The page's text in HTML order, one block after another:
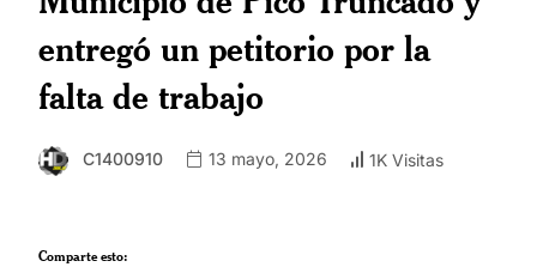
entregó un petitorio por la
falta de trabajo
C1400910 13 mayo, 2026 1K Visitas
Comparte esto: